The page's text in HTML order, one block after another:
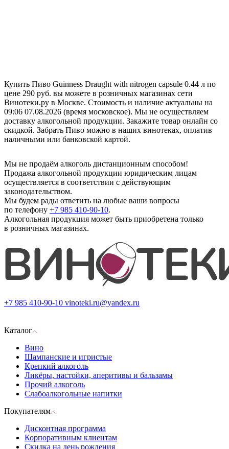
Купить Пиво Guinness Draught with nitrogen capsule 0.44 л по
цене 290 руб. вы можете в розничных магазинах сети
Винотеки.ру в Москве. Стоимость и наличие актуальны на
09:06 07.08.2026 (время московское). Мы не осуществляем
доставку алкогольной продукции. Закажите товар онлайн со
скидкой. Забрать Пиво можно в наших винотеках, оплатив
наличными или банковской картой.
Мы не продаём алкоголь дистанционным способом!
Продажа алкогольной продукции юридическим лицам
осуществляется в соответствии с действующим
законодательством.
Мы будем рады ответить на любые ваши вопросы
по телефону +7 985 410-90-10.
Алкогольная продукция может быть приобретена только
в розничных магазинах.
+7 985 410-90-10 vinoteki.ru@yandex.ru
Каталог
Вино
Шампанские и игристые
Крепкий алкоголь
Ликёры, настойки, аперитивы и бальзамы
Прочий алкоголь
Слабоалкогольные напитки
Покупателям
Дисконтная программа
Корпоративным клиентам
Скидка на день рождения